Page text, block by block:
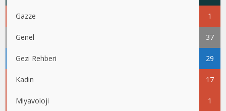
Gazze 1
Genel 37
Gezi Rehberi 29
Kadın 17
Miyavoloji 1